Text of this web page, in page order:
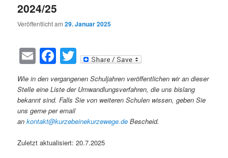
2024/25
Veröffentlicht am29. Januar 2025
EmailFacebook
Twitter
Wie in den vergangenen Schuljahren veröffentlichen wir an dieser
Stelle eine Liste der Umwandlungsverfahren, die uns bislang
bekannt sind. Falls Sie von weiteren Schulen wissen, geben Sie
uns gerne per email
ankontakt@kurzebeinekurzewege.de Bescheid.
Zuletzt aktualisiert: 20.7.2025